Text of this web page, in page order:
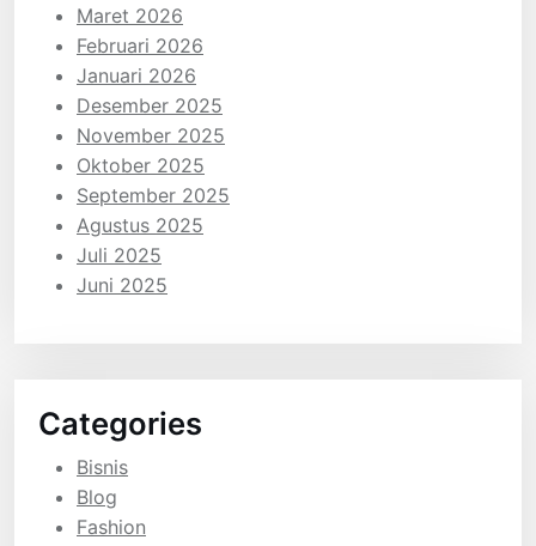
Maret 2026
Februari 2026
Januari 2026
Desember 2025
November 2025
Oktober 2025
September 2025
Agustus 2025
Juli 2025
Juni 2025
Categories
Bisnis
Blog
Fashion